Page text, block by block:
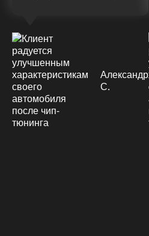
Александр
С.